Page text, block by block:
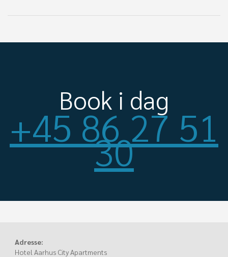
Book i dag
+45 86 27 51
30
Adresse:
Hotel Aarhus City Apartments